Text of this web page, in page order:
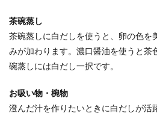
茶碗蒸し
茶碗蒸しに白だしを使うと、卵の色を
みが加わります。濃口醤油を使うと茶
碗蒸しには白だし一択です。
お吸い物・椀物
澄んだ汁を作りたいときに白だしが活